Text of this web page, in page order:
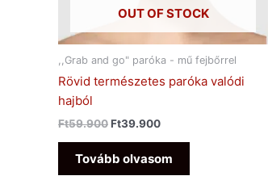
OUT OF STOCK
,,Grab and go" paróka - mű fejbőrrel
Rövid természetes paróka valódi
hajból
Ft59.900Ft39.900
Tovább olvasom